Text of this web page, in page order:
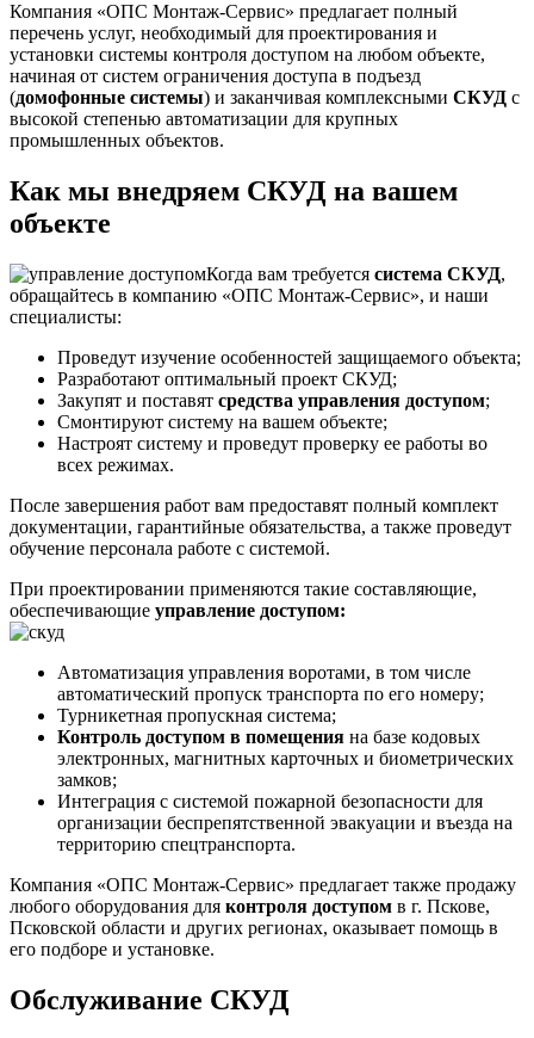
Компания «ОПС Монтаж-Сервис» предлагает полный
перечень услуг, необходимый для проектирования и
установки системы контроля доступом на любом объекте,
начиная от систем ограничения доступа в подъезд
(домофонные системы) и заканчивая комплексными СКУД с
высокой степенью автоматизации для крупных
промышленных объектов.
Как мы внедряем СКУД на вашем
объекте
Когда вам требуется система СКУД,
обращайтесь в компанию «ОПС Монтаж-Сервис», и наши
специалисты:
Проведут изучение особенностей защищаемого объекта;
Разработают оптимальный проект СКУД;
Закупят и поставят средства управления доступом;
Смонтируют систему на вашем объекте;
Настроят систему и проведут проверку ее работы во
всех режимах.
После завершения работ вам предоставят полный комплект
документации, гарантийные обязательства, а также проведут
обучение персонала работе с системой.
При проектировании применяются такие составляющие,
обеспечивающие управление доступом:
Автоматизация управления воротами, в том числе
автоматический пропуск транспорта по его номеру;
Турникетная пропускная система;
Контроль доступом в помещения на базе кодовых
электронных, магнитных карточных и биометрических
замков;
Интеграция с системой пожарной безопасности для
организации беспрепятственной эвакуации и въезда на
территорию спецтранспорта.
Компания «ОПС Монтаж-Сервис» предлагает также продажу
любого оборудования для контроля доступом в г. Пскове,
Псковской области и других регионах, оказывает помощь в
его подборе и установке.
Обслуживание СКУД